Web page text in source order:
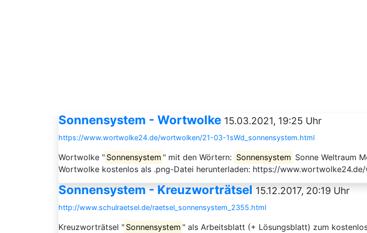
Sonnensystem - Wortwolke 15.03.2021, 19:25 Uhr
https://www.wortwolke24.de/wortwolken/21-03-1sWd_sonnensystem.html
Wortwolke " Sonnensystem " mit den Wörtern: Sonnensystem Sonne Weltraum
Wortwolke kostenlos als .png-Datei herunterladen: https://www.wortwolke24.de/
Sonnensystem - Kreuzworträtsel 15.12.2017, 20:19 Uhr
http://www.schulraetsel.de/raetsel_sonnensystem_2355.html
Kreuzworträtsel " Sonnensystem " als Arbeitsblatt (+ Lösungsblatt) zum